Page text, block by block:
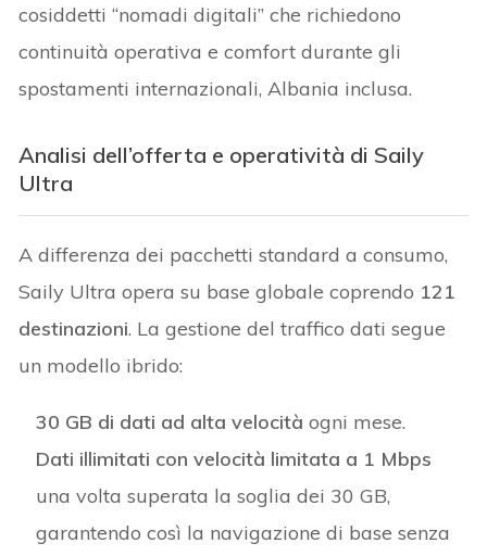
cosiddetti “nomadi digitali” che richiedono
continuità operativa e comfort durante gli
spostamenti internazionali, Albania inclusa.
Analisi dell’offerta e operatività di Saily
Ultra
A differenza dei pacchetti standard a consumo,
Saily Ultra opera su base globale coprendo 121
destinazioni. La gestione del traffico dati segue
un modello ibrido:
30 GB di dati ad alta velocità ogni mese.
Dati illimitati con velocità limitata a 1 Mbps
una volta superata la soglia dei 30 GB,
garantendo così la navigazione di base senza